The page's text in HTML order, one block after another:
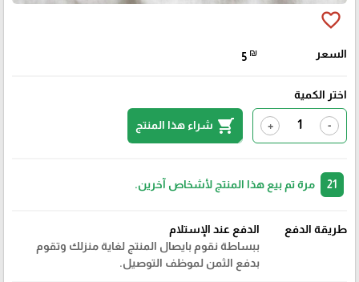
favorite_border
السعر 5 ₪
اختر الكمية
-
+
shopping_cart شراء هذا المنتج
مرة تم بيع هذا المنتج لأشخاص آخرين.
طريقة الدفع
الدفع عند الإستلام
ببساطة نقوم بايصال المنتج لغاية منزلك وتقوم
بدفع الثمن لموظف التوصيل.